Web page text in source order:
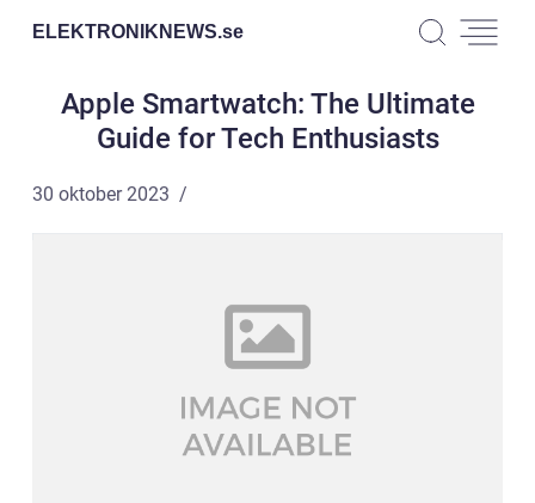
ELEKTRONIKNEWS.se
Apple Smartwatch: The Ultimate
Guide for Tech Enthusiasts
30 oktober 2023